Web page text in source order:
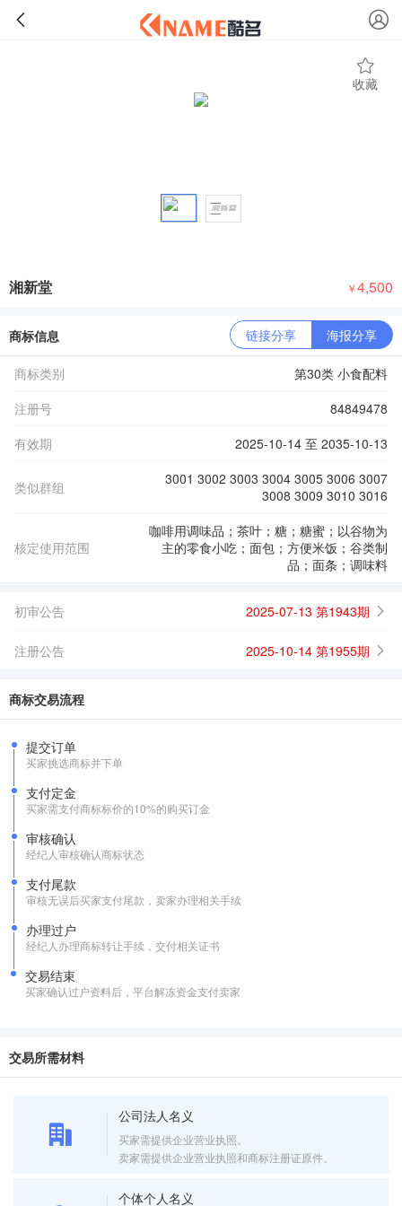
收藏
湘新堂 ￥4,500
商标信息 链接分享 海报分享
商标类别
第30类 小食配料
注册号
84849478
有效期
2025-10-14 至 2035-10-13
类似群组
3001 3002 3003 3004 3005 3006 3007
3008 3009 3010 3016
核定使用范围
咖啡用调味品；茶叶；糖；糖蜜；以谷物为
主的零食小吃；面包；方便米饭；谷类制
品；面条；调味料
初审公告 2025-07-13 第1943期
注册公告 2025-10-14 第1955期
商标交易流程
提交订单
买家挑选商标并下单
支付定金
买家需支付商标标价的10%的购买订金
审核确认
经纪人审核确认商标状态
支付尾款
审核无误后买家支付尾款，卖家办理相关手续
办理过户
经纪人办理商标转让手续，交付相关证书
交易结束
买家确认过户资料后，平台解冻资金支付卖家
交易所需材料
公司法人名义
买家需提供企业营业执照。
卖家需提供企业营业执照和商标注册证原件。
个体个人名义